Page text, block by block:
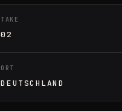
TAKE
02
ORT
DEUTSCHLAND